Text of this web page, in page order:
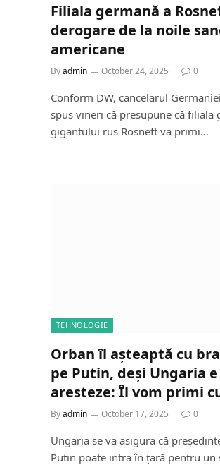
Filiala germană a
derogare de la noile
americane
Byadmin October 24, 2025 0
Conform DW, cancelarul
spus vineri că presupune că filiala
gigantului rus Rosneft va primi…
TEHNOLOGIE
Orban îl așteaptă cu
pe Putin, deși Ungaria
aresteze: Îl vom primi
Byadmin October 17, 2025 0
Ungaria se va asigura că
Putin poate intra în țară pentru un